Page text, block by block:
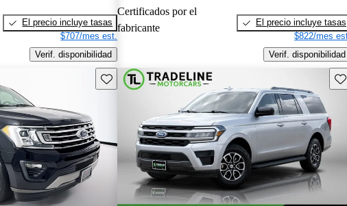
El precio incluye tasas
$707/mes est.
Verif. disponibilidad
Certificados por el
fabricante
El precio incluye tasas
$822/mes
Verif. disponibilidad
Guarda este Aviso